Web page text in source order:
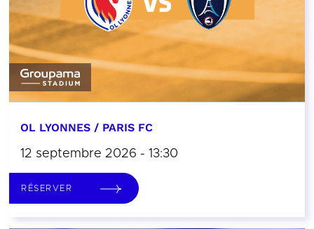
OL LYONNES / PARIS FC
12 septembre 2026 - 13:30
RÉSERVER